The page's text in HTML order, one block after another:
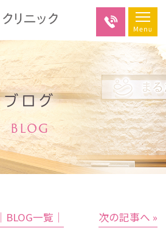
ブログ
BLOG
│BLOG一覧│ 次の記事へ »